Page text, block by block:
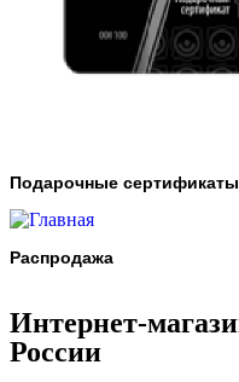
Подарочные сертификаты
Распродажа
Интернет-
России